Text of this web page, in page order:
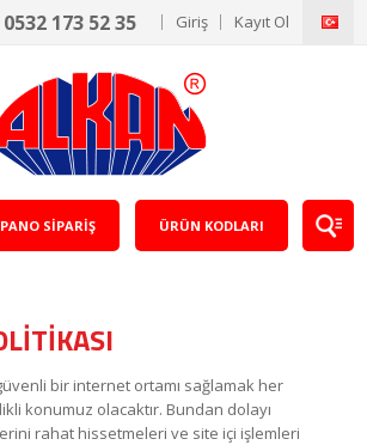
Türkçe
Kayıt Ol
Giriş
0532 173 52 35
PANO SİPARİŞ ÜRÜN KODLARI
bir internet ortamı sağlamak her
konumuz olacaktır. Bundan dolayı
rahat hissetmeleri ve site içi işlemleri